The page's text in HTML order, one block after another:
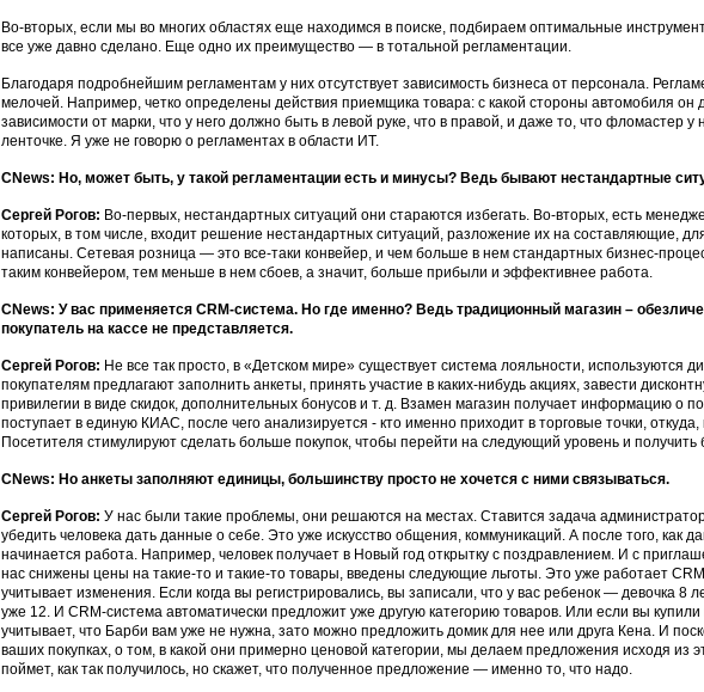
Во-вторых, если мы во многих областях еще находимся в поиске, подбираем оптимальные
все уже давно сделано. Еще одно их преимущество — в тотальной регламентации.
Благодаря подробнейшим регламентам у них отсутствует зависимость бизнеса от персонала.
мелочей. Например, четко определены действия приемщика товара: с какой стороны автомобиля он
зависимости от марки, что у него должно быть в левой руке, что в правой, и даже то, что фломастер у
ленточке. Я уже не говорю о регламентах в области ИТ.
CNews: Но, может быть, у такой регламентации есть и минусы? Ведь бывают нестандартные
Сергей Рогов: Во-первых, нестандартных ситуаций они стараются избегать. Во-вторых, есть
которых, в том числе, входит решение нестандартных ситуаций, разложение их на составляющие,
написаны. Сетевая розница — это все-таки конвейер, и чем больше в нем стандартных бизнес-
таким конвейером, тем меньше в нем сбоев, а значит, больше прибыли и эффективнее работа.
CNews: У вас применяется CRM-система. Но где именно? Ведь традиционный магазин –
покупатель на кассе не представляется.
Сергей Рогов: Не все так просто, в «Детском мире» существует система лояльности, используются
покупателям предлагают заполнить анкеты, принять участие в каких-нибудь акциях, завести
привилегии в виде скидок, дополнительных бонусов и т. д. Взамен магазин получает информацию о
поступает в единую КИАС, после чего анализируется - кто именно приходит в торговые точки, откуда,
Посетителя стимулируют сделать больше покупок, чтобы перейти на следующий уровень и получить
CNews: Но анкеты заполняют единицы, большинству просто не хочется с ними связываться.
Сергей Рогов: У нас были такие проблемы, они решаются на местах. Ставится задача
убедить человека дать данные о себе. Это уже искусство общения, коммуникаций. А после того, как
начинается работа. Например, человек получает в Новый год открытку с поздравлением. И с
нас снижены цены на такие-то и такие-то товары, введены следующие льготы. Это уже работает
учитывает изменения. Если когда вы регистрировались, вы записали, что у вас ребенок — девочка 8
уже 12. И CRM-система автоматически предложит уже другую категорию товаров. Или если вы купили
учитывает, что Барби вам уже не нужна, зато можно предложить домик для нее или друга Кена. И
ваших покупках, о том, в какой они примерно ценовой категории, мы делаем предложения исходя из
поймет, как так получилось, но скажет, что полученное предложение — именно то, что надо.